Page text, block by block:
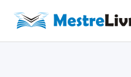
para
o